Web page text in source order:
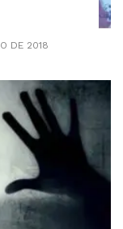
DE 2018